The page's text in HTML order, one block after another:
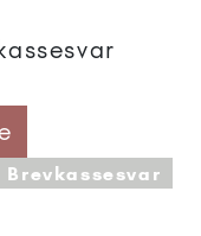
18+
Brevkassesvar